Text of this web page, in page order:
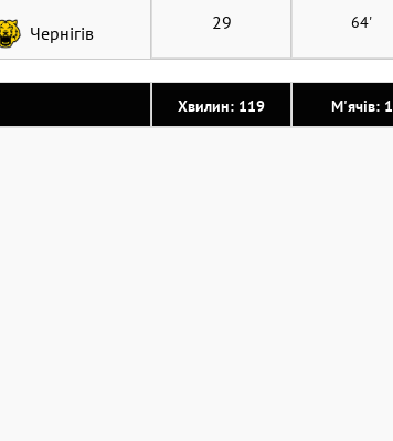
Хвилин: 119 М'ячів: 1
Чернігів 29 64'